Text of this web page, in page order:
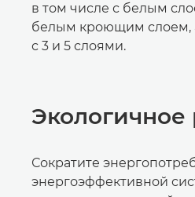
в том числе с белым
белым кроющим слоем,
с 3 и 5 слоями.
Сократите
энергоэффективной